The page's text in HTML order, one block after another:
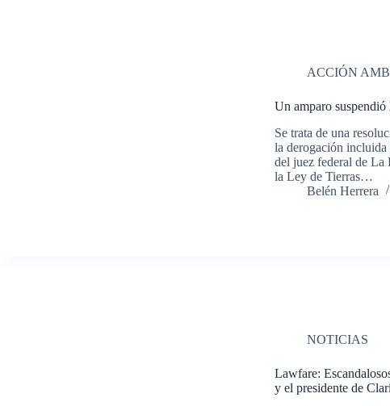
ACCIÓN
Un amparo
Se trata de una
la derogación
del juez federal de La
la Ley de Tierras…
Belén Herrera
NOTICIAS
Lawfare:
y el presidente de